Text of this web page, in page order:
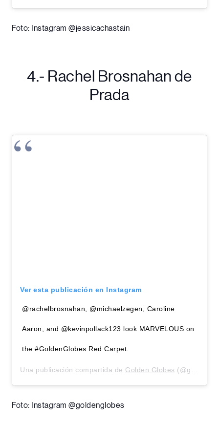
Foto: Instagram @jessicachastain
4.- Rachel Brosnahan de
Prada
Ver esta publicación en Instagram
@rachelbrosnahan, @michaelzegen, Caroline
Aaron, and @kevinpollack123 look MARVELOUS on
the #GoldenGlobes Red Carpet.
Una publicación compartida de Golden Globes (@goldenglobes) el
Foto: Instagram @goldenglobes